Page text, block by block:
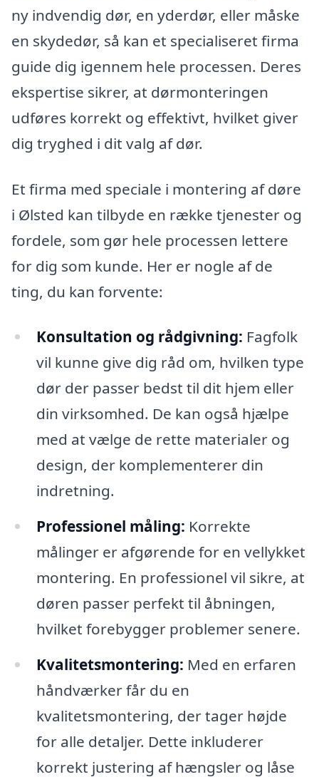
ny indvendig dør, en yderdør, eller måske
en skydedør, så kan et specialiseret firma
guide dig igennem hele processen. Deres
ekspertise sikrer, at dørmonteringen
udføres korrekt og effektivt, hvilket giver
dig tryghed i dit valg af dør.
Et firma med speciale i montering af døre
i Ølsted kan tilbyde en række tjenester og
fordele, som gør hele processen lettere
for dig som kunde. Her er nogle af de
ting, du kan forvente:
Konsultation og rådgivning: Fagfolk
vil kunne give dig råd om, hvilken type
dør der passer bedst til dit hjem eller
din virksomhed. De kan også hjælpe
med at vælge de rette materialer og
design, der komplementerer din
indretning.
Professionel måling: Korrekte
målinger er afgørende for en vellykket
montering. En professionel vil sikre, at
døren passer perfekt til åbningen,
hvilket forebygger problemer senere.
Kvalitetsmontering: Med en erfaren
håndværker får du en
kvalitetsmontering, der tager højde
for alle detaljer. Dette inkluderer
korrekt justering af hængsler og låse